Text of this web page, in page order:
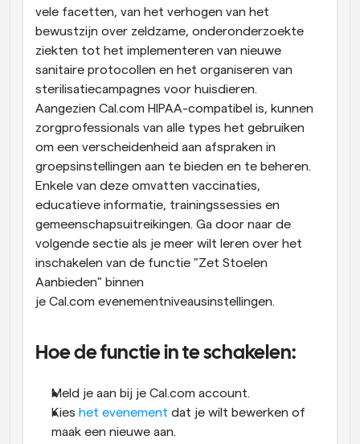
vele facetten, van het verhogen van het
bewustzijn over zeldzame, onderonderzoekte
ziekten tot het implementeren van nieuwe
sanitaire protocollen en het organiseren van
sterilisatiecampagnes voor huisdieren.
Aangezien Cal.com HIPAA-compatibel is, kunnen
zorgprofessionals van alle types het gebruiken
om een verscheidenheid aan afspraken in
groepsinstellingen aan te bieden en te beheren.
Enkele van deze omvatten vaccinaties,
educatieve informatie, trainingssessies en
gemeenschapsuitreikingen. Ga door naar de
volgende sectie als je meer wilt leren over het
inschakelen van de functie "Zet Stoelen
Aanbieden" binnen
je Cal.com evenementniveausinstellingen.
Hoe de functie in te schakelen:
Meld je aan bij je Cal.com account.
Kies het evenement dat je wilt bewerken of
maak een nieuwe aan.